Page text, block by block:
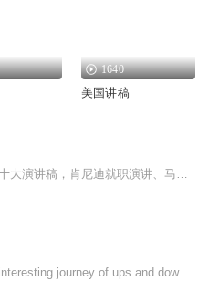
1640
美国讲稿
Life is life. Life isan interesting journey of ups and downs. But how the journey ends,is up to youtoday. You see, when you fall down, you feel like giving up. When times gettough, it is not the end.